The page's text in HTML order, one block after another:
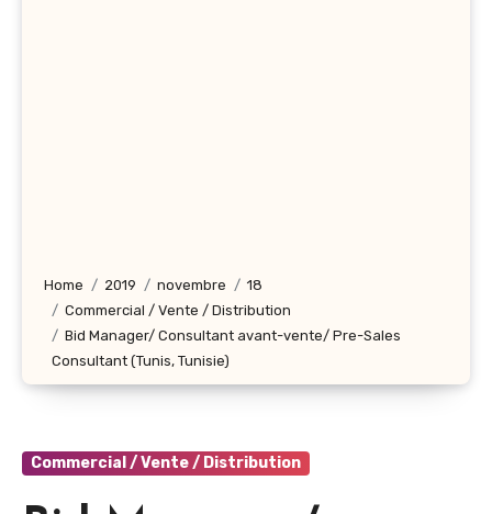
Home 2019 novembre
18
Commercial / Vente / Distribution
Bid Manager/ Consultant avant-vente/ Pre-Sales
Consultant (Tunis, Tunisie)
Commercial / Vente / Distribution